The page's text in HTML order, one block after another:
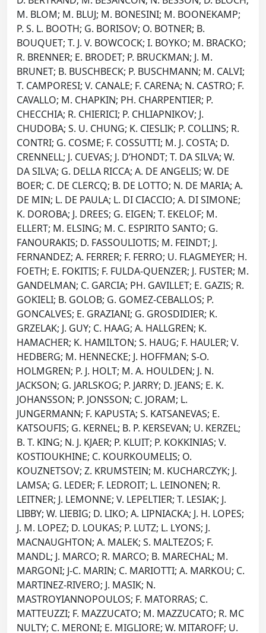
M. BLOM; M. BLUJ; M. BONESINI; M. BOONEKAMP;
P. S. L. BOOTH; G. BORISOV; O. BOTNER; B.
BOUQUET; T. J. V. BOWCOCK; I. BOYKO; M. BRACKO;
R. BRENNER; E. BRODET; P. BRUCKMAN; J. M.
BRUNET; B. BUSCHBECK; P. BUSCHMANN; M. CALVI;
T. CAMPORESI; V. CANALE; F. CARENA; N. CASTRO; F.
CAVALLO; M. CHAPKIN; PH. CHARPENTIER; P.
CHECCHIA; R. CHIERICI; P. CHLIAPNIKOV; J.
CHUDOBA; S. U. CHUNG; K. CIESLIK; P. COLLINS; R.
CONTRI; G. COSME; F. COSSUTTI; M. J. COSTA; D.
CRENNELL; J. CUEVAS; J. D’HONDT; T. DA SILVA; W.
DA SILVA; G. DELLA RICCA; A. DE ANGELIS; W. DE
BOER; C. DE CLERCQ; B. DE LOTTO; N. DE MARIA; A.
DE MIN; L. DE PAULA; L. DI CIACCIO; A. DI SIMONE;
K. DOROBA; J. DREES; G. EIGEN; T. EKELOF; M.
ELLERT; M. ELSING; M. C. ESPIRITO SANTO; G.
FANOURAKIS; D. FASSOULIOTIS; M. FEINDT; J.
FERNANDEZ; A. FERRER; F. FERRO; U. FLAGMEYER; H.
FOETH; E. FOKITIS; F. FULDA-QUENZER; J. FUSTER; M.
GANDELMAN; C. GARCIA; PH. GAVILLET; E. GAZIS; R.
GOKIELI; B. GOLOB; G. GOMEZ-CEBALLOS; P.
GONCALVES; E. GRAZIANI; G. GROSDIDIER; K.
GRZELAK; J. GUY; C. HAAG; A. HALLGREN; K.
HAMACHER; K. HAMILTON; S. HAUG; F. HAULER; V.
HEDBERG; M. HENNECKE; J. HOFFMAN; S-O.
HOLMGREN; P. J. HOLT; M. A. HOULDEN; J. N.
JACKSON; G. JARLSKOG; P. JARRY; D. JEANS; E. K.
JOHANSSON; P. JONSSON; C. JORAM; L.
JUNGERMANN; F. KAPUSTA; S. KATSANEVAS; E.
KATSOUFIS; G. KERNEL; B. P. KERSEVAN; U. KERZEL;
B. T. KING; N. J. KJAER; P. KLUIT; P. KOKKINIAS; V.
KOSTIOUKHINE; C. KOURKOUMELIS; O.
KOUZNETSOV; Z. KRUMSTEIN; M. KUCHARCZYK; J.
LAMSA; G. LEDER; F. LEDROIT; L. LEINONEN; R.
LEITNER; J. LEMONNE; V. LEPELTIER; T. LESIAK; J.
LIBBY; W. LIEBIG; D. LIKO; A. LIPNIACKA; J. H. LOPES;
J. M. LOPEZ; D. LOUKAS; P. LUTZ; L. LYONS; J.
MACNAUGHTON; A. MALEK; S. MALTEZOS; F.
MANDL; J. MARCO; R. MARCO; B. MARECHAL; M.
MARGONI; J-C. MARIN; C. MARIOTTI; A. MARKOU; C.
MARTINEZ-RIVERO; J. MASIK; N.
MASTROYIANNOPOULOS; F. MATORRAS; C.
MATTEUZZI; F. MAZZUCATO; M. MAZZUCATO; R. MC
NULTY; C. MERONI; E. MIGLIORE; W. MITAROFF; U.